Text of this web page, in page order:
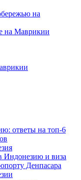
на
на Маврикии
ответы на топ-6
Индонезию и виза
Денпасара